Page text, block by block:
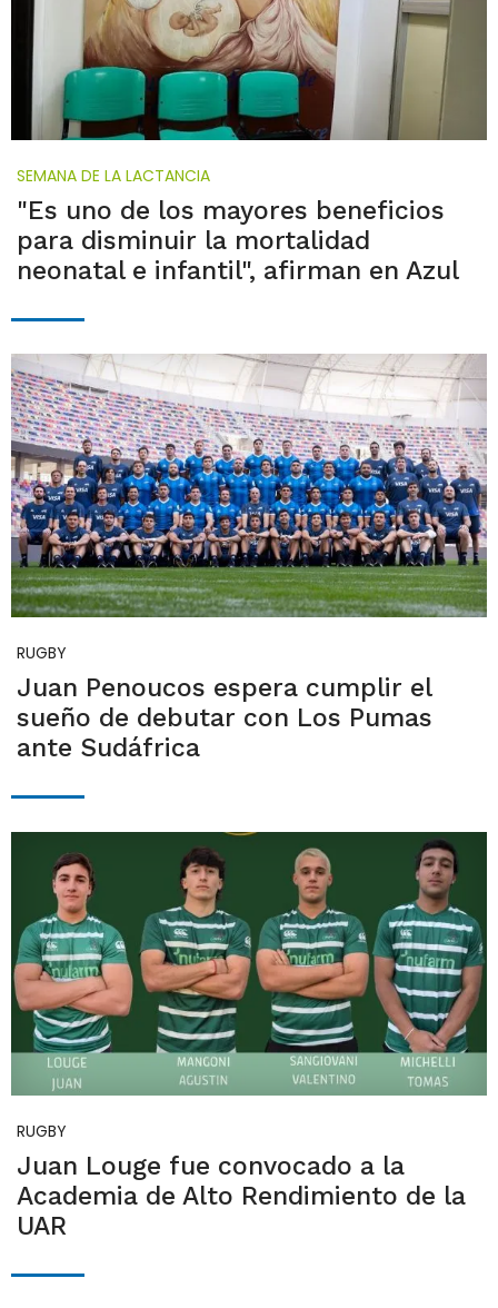
SEMANA DE LA LACTANCIA
"Es uno de los mayores beneficios
para disminuir la mortalidad
neonatal e infantil", afirman en Azul
RUGBY
Juan Penoucos espera cumplir el
sueño de debutar con Los Pumas
ante Sudáfrica
RUGBY
Juan Louge fue convocado a la
Academia de Alto Rendimiento de la
UAR